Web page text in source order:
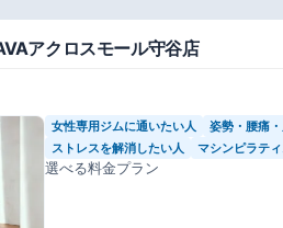
アクロスモール守谷店
女性専用ジムに通いたい人 姿勢・腰痛
ストレスを解消したい人
マシンピラテ
選べる料金プラン